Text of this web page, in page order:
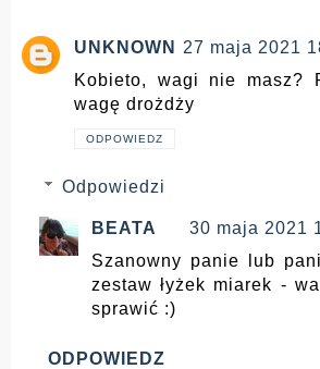
UNKNOWN
27 maja 2021
Kobieto, wagi nie masz?
wagę drożdży
ODPOWIEDZ
Odpowiedzi
BEATA
30 maja 2021
Szanowny panie lub
zestaw łyżek miarek -
sprawić :)
ODPOWIEDZ